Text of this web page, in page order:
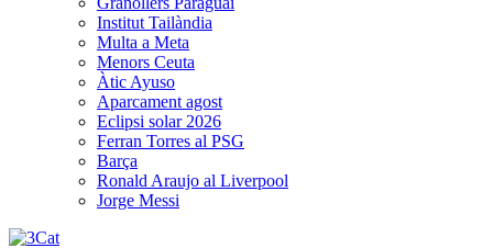
Institut Tailàndia
Multa a Meta
Menors Ceuta
Àtic Ayuso
Aparcament agost
Eclipsi solar 2026
Ferran Torres al PSG
Barça
Ronald Araujo al Liverpool
Jorge Messi